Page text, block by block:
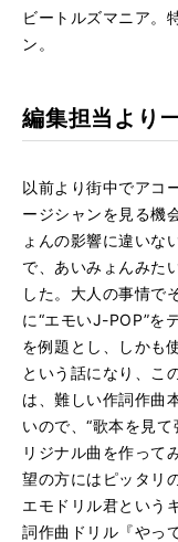
ビートルズマニア。
ン。
編集担当より
以前より街中でアコ
ージシャンを見る機
ょんの影響に違いな
で、あいみょんみた
した。大人の事情で
に“エモいJ-POP”を
を例題とし、しかも
という話になり、こ
は、難しい作詞作曲
いので、“歌本を見
リジナル曲を作って
望の方にはピッタリ
エモドリル君という
詞作曲ドリル『やっ